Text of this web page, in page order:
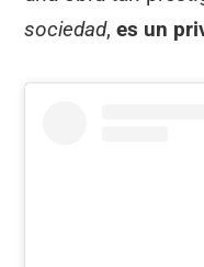
sociedad,es un